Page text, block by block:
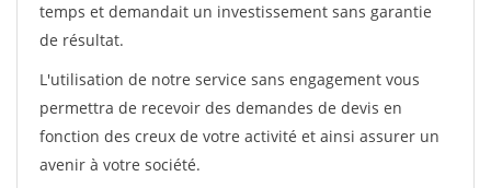
temps et demandait un investissement sans garantie
de résultat.
L'utilisation de notre service sans engagement vous
permettra de recevoir des demandes de devis en
fonction des creux de votre activité et ainsi assurer un
avenir à votre société.